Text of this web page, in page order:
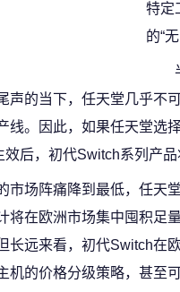
特定
的“
声的当下，任天堂几乎不
线。因此，如果任天堂选
效后，初代Switch系列产
市场阵痛降到最低，任天
将在欧洲市场集中囤积足
长远来看，初代Switch在
机的价格分级策略，甚至